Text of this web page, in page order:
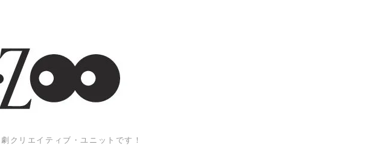
クリエイティブ・ユニットです！